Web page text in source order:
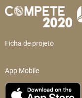
Ficha de projeto
App Mobile